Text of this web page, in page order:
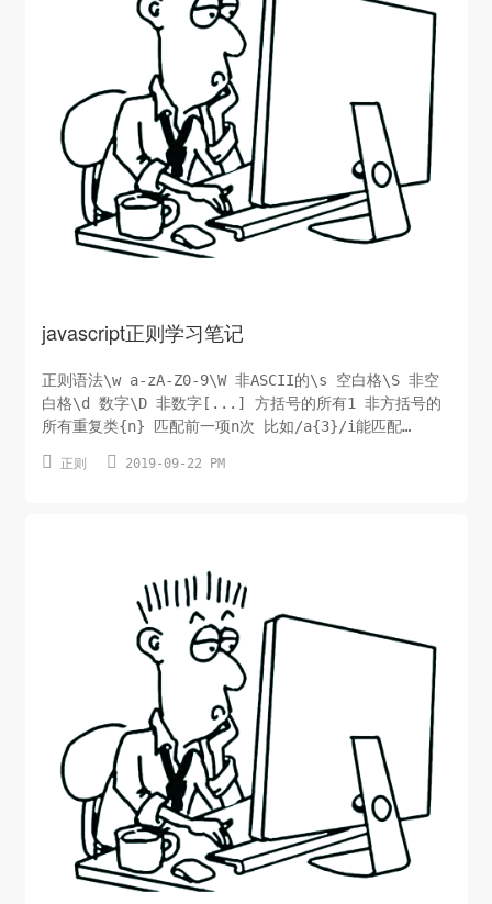
javascript正则学习笔记
正则语法\w a-zA-Z0-9\W 非ASCII的\s 空白格\S 非空
白格\d 数字\D 非数字[...] 方括号的所有1 非方括号的
所有重复类{n} 匹配前一项n次 比如/a{3}/i能匹配
一项至少n次，最多m次{?} 匹配前一项0次或者1次{+} 匹
 正则  2019-09-22 PM